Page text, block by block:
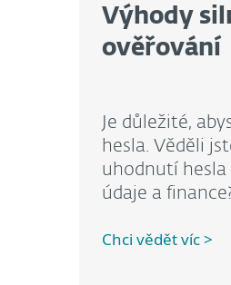
Výhody
ověřování
Je důležité,
hesla. Věděli
uhodnutí hesla
údaje a
Chci vědět víc >